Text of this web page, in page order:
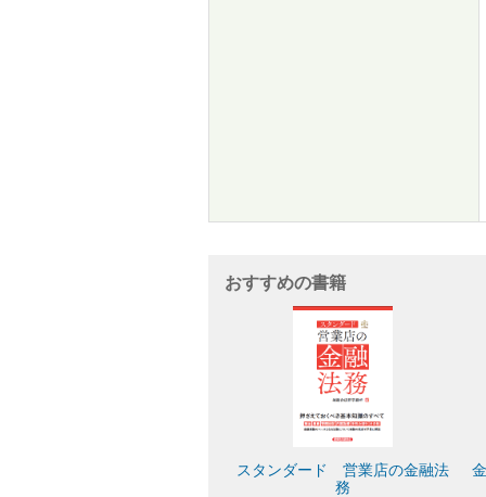
おすすめの書籍
スタンダード 営業店の金融法
務